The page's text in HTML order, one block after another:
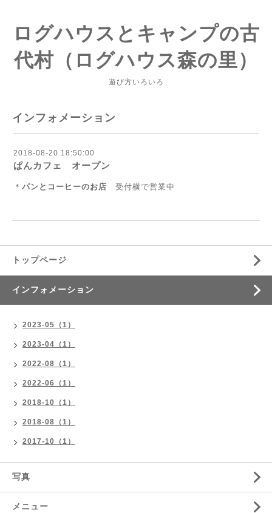
ログハウスとキャンプの古
代村（ログハウス森の里）
遊び方いろいろ
インフォメーション
2018-08-20 18:50:00
ぱんカフェ オープン
＊ パンとコーヒーのお店 受付横で営業中
トップページ
インフォメーション
2023-05（1）
2023-04（1）
2022-08（1）
2022-06（1）
2018-10（1）
2018-08（1）
2017-10（1）
写真
メニュー